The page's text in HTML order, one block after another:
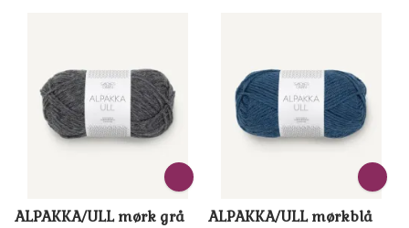
ALPAKKA/ULL mørk grå
ALPAKKA/ULL mørkblå